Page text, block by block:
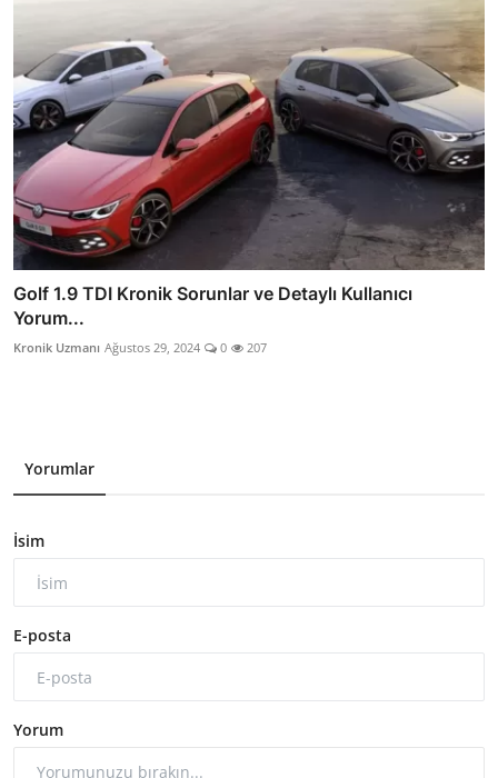
Golf 1.9 TDI Kronik Sorunlar ve Detaylı Kullanıcı
Yorum...
Kronik Uzmanı Ağustos 29, 2024 0 207
Yorumlar
İsim
E-posta
Yorum